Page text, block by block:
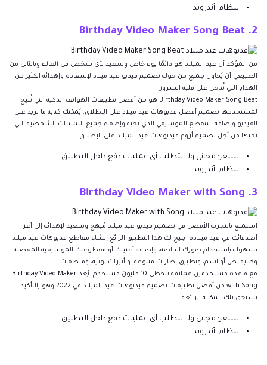
النظام: أندرويد
2. Birthday Video Maker Song Beat
من المؤكد أن عيد الميلاد هو دائمًا يوم خاص وسعيد لأي شخص في العالم وبالتالي من
الطبيعي أن يُحاول جميع من حوله تصميم فيديو عيد ميلاد لإسعاده وإهدائه الكثير من
الهدايا التي تُدخل على قلبه السرور.
Birthday Video Maker Song Beat هو من أفضل تطبيقات الهواتف الذكية التي تُتيح
لمستخدمها تصميم أفضل فديوهات عيد ميلاد على الإطلاق. يُمكنك كتابة ما تريد على
الفيديو وإضافة المقطع الموسيقي الذي تحبه وإضفاء جميع اللمسات الشخصية التي
تحبها من أجل تصميم أروع فيديوهات عيد الميلاد على الإطلاق.
السعر: مجاني ولا يتطلب أي عمليات دفع داخل التطبيق
النظام: أندرويد
3. Birthday Video Maker with Song
استمتع بالتجربة الأفضل في تصميم فيديو عيد ميلاد مُبهج وسعيد لإهدائه إلى أعز
أصدقائك في عيد ميلاده. يتيح لك هذا التطبيق الرائع إنشاء مقاطع فديوهات عيد ميلاد
بسهولة باستخدام صورك الخاصة، وإضافة أغنيتك أو مقطوعتك الموسيقية المفضلة،
وكتابة نص أو اسم، وتطبيق إطارات متنوعة، وتأثيرات لونية، وملصقات.
مع قاعدة مستخدمين عملاقة تتخطى 10 مليون مستخدم، يُعد Birthday Video Maker
with Song من أفضل تطبيقات تصميم فيديوهات عيد الميلاد في 2022 وهو بالتأكيد
يستحق تلك المكانة الرائعة.
السعر: مجاني ولا يتطلب أي عمليات دفع داخل التطبيق
النظام: أندرويد